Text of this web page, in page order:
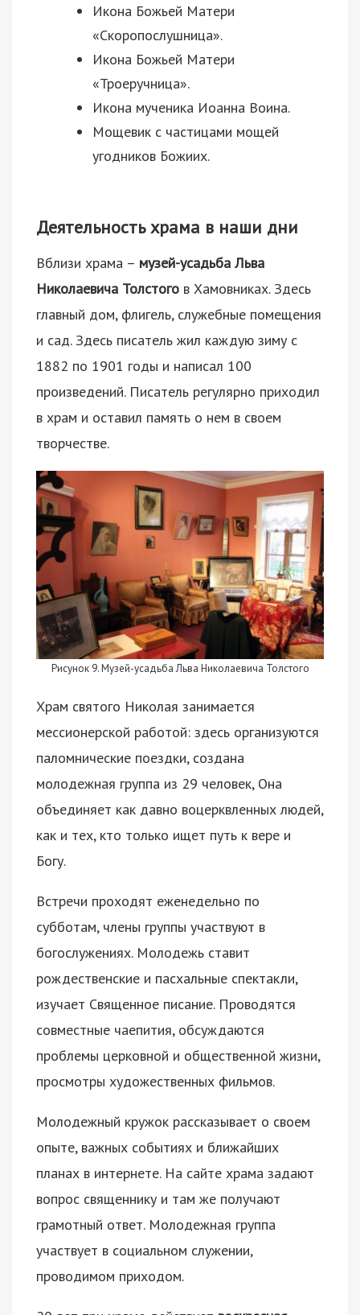
Икона Божьей Матери
«Скоропослушница».
Икона Божьей Матери
«Троеручница».
Икона мученика Иоанна Воина.
Мощевик с частицами мощей
угодников Божиих.
Деятельность храма в наши дни
Вблизи храма – музей-усадьба Льва
Николаевича Толстого в Хамовниках. Здесь
главный дом, флигель, служебные помещения
и сад. Здесь писатель жил каждую зиму с
1882 по 1901 годы и написал 100
произведений. Писатель регулярно приходил
в храм и оставил память о нем в своем
творчестве.
Рисунок 9. Музей-усадьба Льва Николаевича Толстого
Храм святого Николая занимается
мессионерской работой: здесь организуются
паломнические поездки, создана
молодежная группа из 29 человек, Она
объединяет как давно воцерквленных людей,
как и тех, кто только ищет путь к вере и
Богу.
Встречи проходят еженедельно по
субботам, члены группы участвуют в
богослужениях. Молодежь ставит
рождественские и пасхальные спектакли,
изучает Священное писание. Проводятся
совместные чаепития, обсуждаются
проблемы церковной и общественной жизни,
просмотры художественных фильмов.
Молодежный кружок рассказывает о своем
опыте, важных событиях и ближайших
планах в интернете. На сайте храма задают
вопрос священнику и там же получают
грамотный ответ. Молодежная группа
участвует в социальном служении,
проводимом приходом.